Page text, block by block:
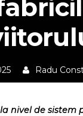
Radu
nivel de